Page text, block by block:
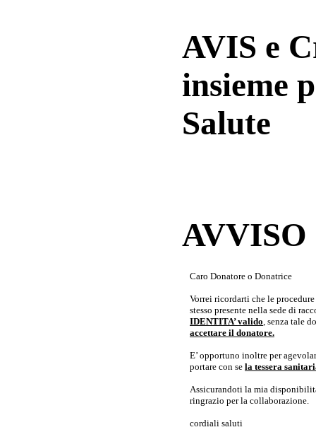
AVIS e
insieme
Salute
Caro Donatore o Donatrice
Vorrei ricordarti che le
stesso presente nella sede di
IDENTITA’ valido, senza tale
accettare il donatore.
E’ opportuno inoltre per
portare con se la tessera
Assicurandoti la mia
ringrazio per la collaborazione.
cordiali saluti